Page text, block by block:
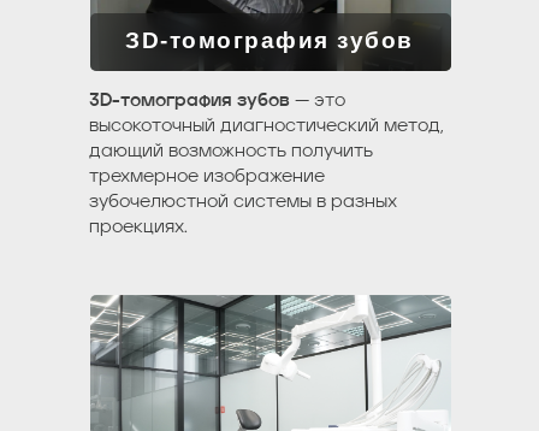
ЗD-томография зубов
3D-томография зубов — это
высокоточный диагностический метод,
дающий возможность получить
трехмерное изображение
зубочелюстной системы в разных
проекциях.